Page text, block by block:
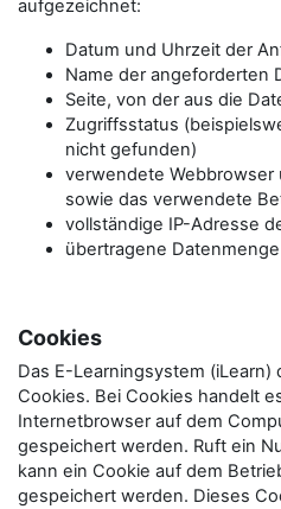
aufgezeichnet:
Datum und Uhrzeit der
Name der angeforderten
Seite, von der aus die
Zugriffsstatus
nicht gefunden)
verwendete Webbrowser
sowie das verwendete
vollständige IP-Adresse
übertragene Datenmenge
Cookies
Das E-Learningsystem
Cookies. Bei Cookies handelt
Internetbrowser auf dem
gespeichert werden. Ruft ein
kann ein Cookie auf dem
gespeichert werden. Dieses